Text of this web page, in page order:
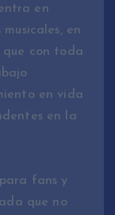
en
en
con toda
en vida
en la
fans y
que no